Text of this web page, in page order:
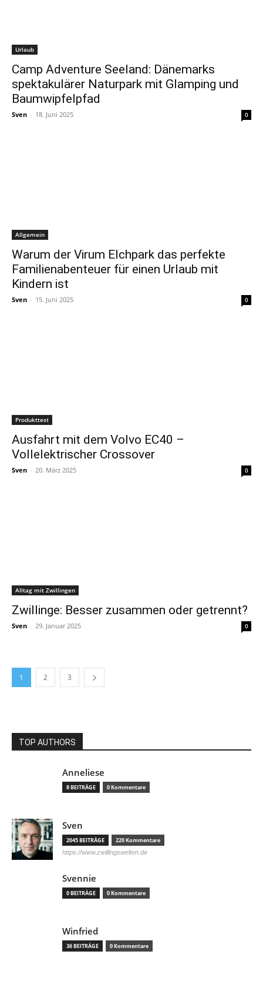
Urlaub
Camp Adventure Seeland: Dänemarks
spektakulärer Naturpark mit Glamping und
Baumwipfelpfad
Sven - 18. Juni 2025 0
Allgemein
Warum der Virum Elchpark das perfekte
Familienabenteuer für einen Urlaub mit
Kindern ist
Sven - 15. Juni 2025 0
Produkttest
Ausfahrt mit dem Volvo EC40 –
Vollelektrischer Crossover
Sven - 20. März 2025 0
Alltag mit Zwillingen
Zwillinge: Besser zusammen oder getrennt?
Sven - 29. Januar 2025 0
1 2 3
TOP AUTHORS
Anneliese
8 BEITRÄGE 0 Kommentare
Sven
2045 BEITRÄGE 220 Kommentare
https://www.zwillingswelten.de
Svennie
0 BEITRÄGE 0 Kommentare
Winfried
36 BEITRÄGE 0 Kommentare